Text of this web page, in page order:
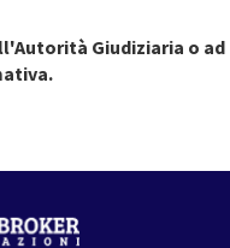
Giudiziaria o ad